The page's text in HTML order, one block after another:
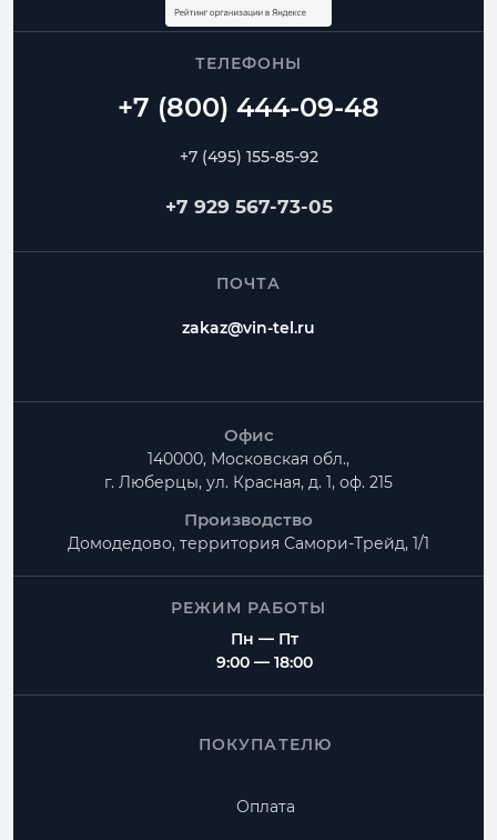
ТЕЛЕФОНЫ
+7 (495) 155-85-92
+7 929 567-73-05
ПОЧТА
zakaz@vin-tel.ru
Офис
140000, Московская обл.,
г. Люберцы, ул. Красная, д. 1, оф. 215
Производство
Домодедово, территория Самори-Трейд, 1/1
РЕЖИМ РАБОТЫ
Пн — Пт
9:00 — 18:00
ПОКУПАТЕЛЮ
Оплата